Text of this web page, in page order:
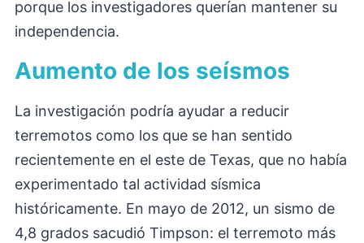
porque los investigadores querían mantener su
independencia.
Aumento de los seísmos
La investigación podría ayudar a reducir
terremotos como los que se han sentido
recientemente en el este de Texas, que no había
experimentado tal actividad sísmica
históricamente. En mayo de 2012, un sismo de
4,8 grados sacudió Timpson: el terremoto más